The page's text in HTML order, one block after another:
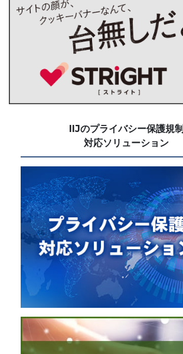
IIJのプライバシー保護規制
対応ソリューション